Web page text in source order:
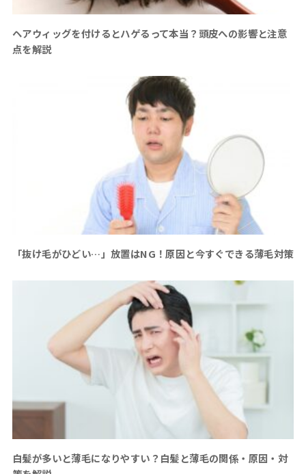
ヘアウィッグを付けるとハゲるって本当？頭皮への影響と注意
点を解説
「抜け毛がひどい…」放置はNG！原因と今すぐできる薄毛対策
白髪が多いと薄毛になりやすい？白髪と薄毛の関係・原因・対